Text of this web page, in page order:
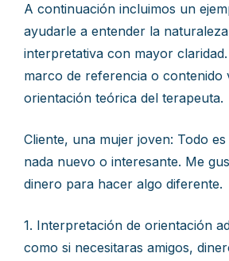
A continuación incluimos un
ayudarle a entender la
interpretativa con mayor
marco de referencia o contenido
orientación teórica del terapeuta.
Cliente, una mujer joven: Todo
nada nuevo o interesante. Me
dinero para hacer algo diferente.
1. Interpretación de orientación
como si necesitaras amigos,